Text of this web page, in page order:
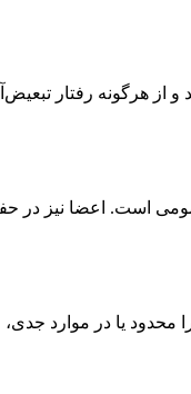
هرگونه رفتار
است. اعضا نیز
یا در موارد جدی،